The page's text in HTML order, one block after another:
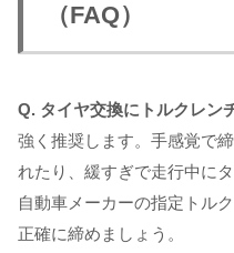
（FAQ）
Q. タイヤ交換にトルクレン
強く推奨します。手感覚で
れたり、緩すぎで走行中に
自動車メーカーの指定トル
正確に締めましょう。